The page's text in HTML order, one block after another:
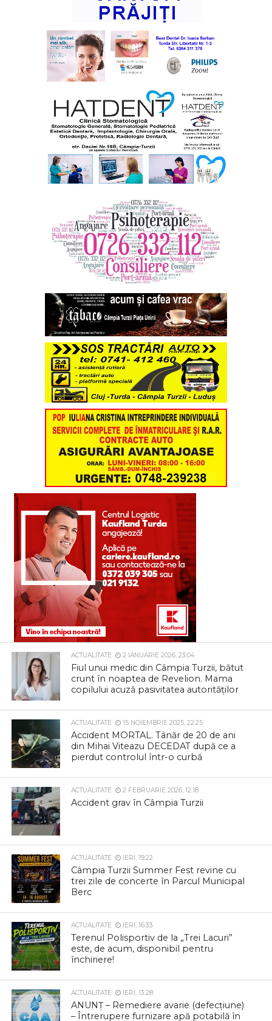
ACTUALITATE 2 IANUARIE 2026, 23:04
Fiul unui medic din Câmpia Turzii, bătut
crunt în noaptea de Revelion. Mama
copilului acuză pasivitatea autorităților
ACTUALITATE 15 NOIEMBRIE 2025, 22:25
Accident MORTAL. Tânăr de 20 de ani
din Mihai Viteazu DECEDAT după ce a
pierdut controlul într-o curbă
ACTUALITATE 2 FEBRUARIE 2026, 12:18
Accident grav în Câmpia Turzii
ACTUALITATE IERI, 19:22
Câmpia Turzii Summer Fest revine cu
trei zile de concerte în Parcul Municipal
Berc
ACTUALITATE IERI, 16:33
Terenul Polisportiv de la „Trei Lacuri”
este, de acum, disponibil pentru
închiriere!
ACTUALITATE IERI, 13:28
ANUNȚ – Remediere avarie (defecțiune)
– Întrerupere furnizare apă potabilă în